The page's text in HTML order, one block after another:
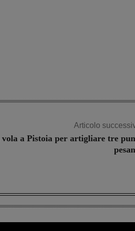
Articolo
vola a Pistoia per artigliare tre